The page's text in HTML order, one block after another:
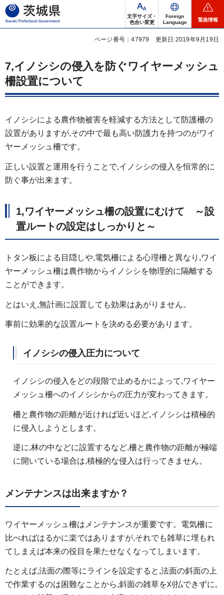
茨城県
文字サイズ・
色合い変更
Foreign
Language
緊急情報
ページ番号：47979 更新日:2019年9月19日
7,イノシシの侵入を防ぐワイヤーメッシュ
柵設置について
イノシシによる農作物被害を軽減する方法として防護柵の
設置がありますが,その中で最も高い防護力を持つのがワイ
ヤーメッシュ柵です。
正しい設置と運用を行うことで,イノシシの侵入を恒常的に
防ぐ事が出来ます。
1,ワイヤーメッシュ柵の設置にむけて ～設
置ルートの設定はしっかりと～
トタン板による目隠しや,電気柵による心理柵と異なり,ワイ
ヤーメッシュ柵は農作物からイノシシを物理的に隔離する
ことができます。
とはいえ,無計画に設置しても効果はあがりません。
事前に効果的な設置ルートを決める必要があります。
イノシシの侵入圧力について
イノシシの侵入をどの段階で止めるかによって,ワイヤー
メッシュ柵へのイノシシからの圧力が変わってきます。
柵と農作物の距離が近ければ近いほど,イノシシは積極的
に侵入しようとします。
逆に,林の中などに設置するなど,柵と農作物の距離が極端
に開いている場合は,積極的な侵入は行ってきません。
メンテナンスは出来ますか？
ワイヤーメッシュ柵はメンテナンスが重要です。電気柵に
比べればはるかに楽ではありますが,それでも雑草に埋もれ
てしまえば本来の役目を果たせなくなってしまいます。
たとえば,法面の際等にラインを設定すると,法面の斜面の上
で作業するのは困難なことから,斜面の雑草を刈払できずに,